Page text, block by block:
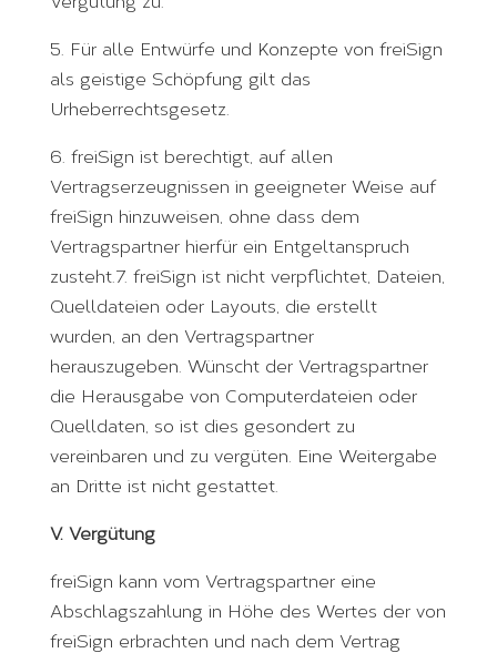
5. Für alle Entwürfe und Konzepte von freiSign
als geistige Schöpfung gilt das
Urheberrechtsgesetz.
6. freiSign ist berechtigt, auf allen
Vertragserzeugnissen in geeigneter Weise auf
freiSign hinzuweisen, ohne dass dem
Vertragspartner hierfür ein Entgeltanspruch
zusteht.7. freiSign ist nicht verpflichtet, Dateien,
Quelldateien oder Layouts, die erstellt
wurden, an den Vertragspartner
herauszugeben. Wünscht der Vertragspartner
die Herausgabe von Computerdateien oder
Quelldaten, so ist dies gesondert zu
vereinbaren und zu vergüten. Eine Weitergabe
an Dritte ist nicht gestattet.
V. Vergütung
freiSign kann vom Vertragspartner eine
Abschlagszahlung in Höhe des Wertes der von
freiSign erbrachten und nach dem Vertrag